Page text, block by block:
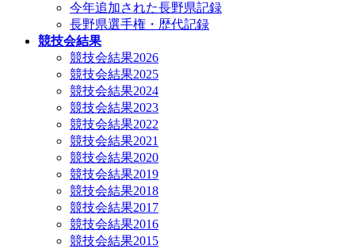
今年追加された長野県記録
長野県選手権・歴代記録
競技会結果
競技会結果2026
競技会結果2025
競技会結果2024
競技会結果2023
競技会結果2022
競技会結果2021
競技会結果2020
競技会結果2019
競技会結果2018
競技会結果2017
競技会結果2016
競技会結果2015